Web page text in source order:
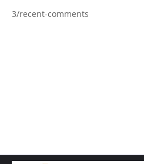
3/recent-comments